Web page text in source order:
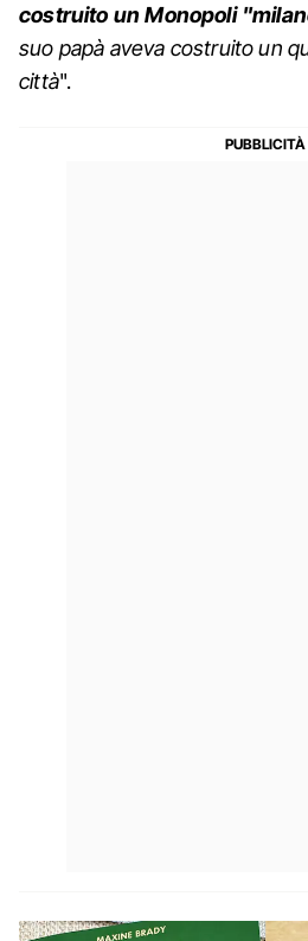
costruito un Monopoli
suo papà aveva costruito un
città".